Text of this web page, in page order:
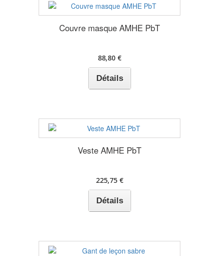
Couvre masque AMHE PbT
88,80 €
Détails
Veste AMHE PbT
225,75 €
Détails